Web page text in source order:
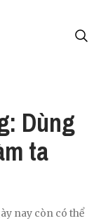
Dùng
ta
nay còn có thể